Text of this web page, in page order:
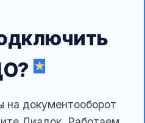
на документооборот